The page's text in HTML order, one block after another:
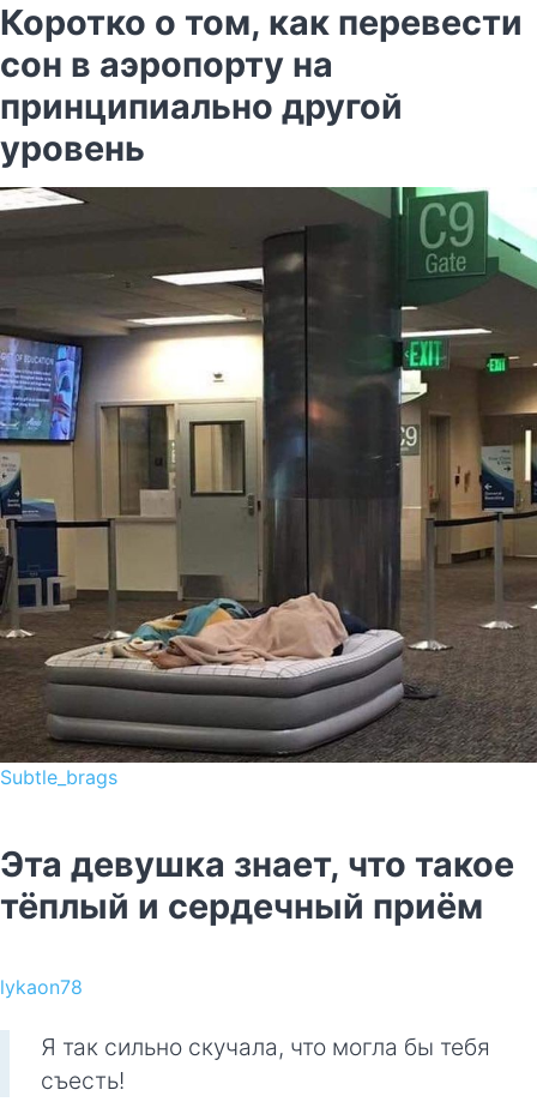
Коротко о том, как перевести
сон в аэропорту на
принципиально другой
уровень
Subtle_brags
Эта девушка знает, что такое
тёплый и сердечный приём
lykaon78
Я так сильно скучала, что могла бы тебя
съесть!